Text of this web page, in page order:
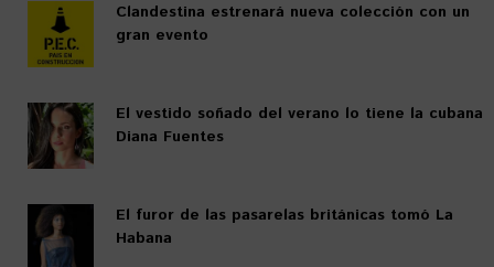
Clandestina estrenará nueva colección con un
gran evento
El vestido soñado del verano lo tiene la cubana
Diana Fuentes
El furor de las pasarelas británicas tomó La
Habana